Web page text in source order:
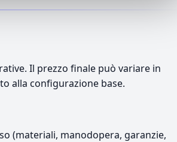
Il prezzo finale può variare in
alla configurazione base.
(materiali, manodopera, garanzie,